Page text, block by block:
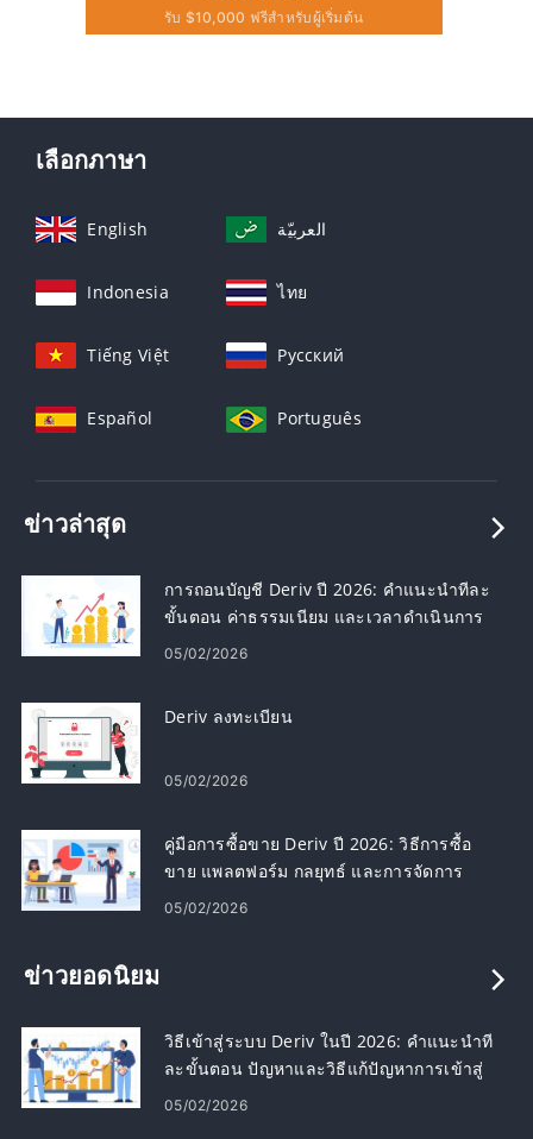
รับ $10,000 ฟรีสำหรับผู้เริ่มต้น
เลือกภาษา
English العربيّة
Indonesia ไทย
Tiếng Việt Русский
Español Português
ข่าวล่าสุด
การถอนบัญชี Deriv ปี 2026: คำแนะนำทีละ
ขั้นตอน ค่าธรรมเนียม และเวลาดำเนินการ
05/02/2026
Deriv ลงทะเบียน
05/02/2026
คู่มือการซื้อขาย Deriv ปี 2026: วิธีการซื้อ
ขาย แพลตฟอร์ม กลยุทธ์ และการจัดการ
ความเสี่ยง
05/02/2026
ข่าวยอดนิยม
วิธีเข้าสู่ระบบ Deriv ในปี 2026: คำแนะนำที
ละขั้นตอน ปัญหาและวิธีแก้ปัญหาการเข้าสู่
ระบบทั่วไป
05/02/2026